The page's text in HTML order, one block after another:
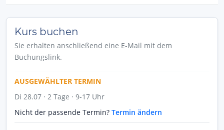
Kurs buchen
Sie erhalten anschließend eine E-Mail mit dem
Buchungslink.
AUSGEWÄHLTER TERMIN
Di 28.07 · 2 Tage · 9-17 Uhr
Nicht der passende Termin? Termin ändern